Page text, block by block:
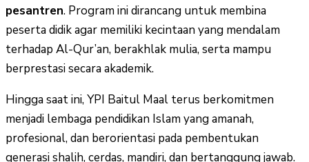
pesantren. Program ini dirancang untuk membina
peserta didik agar memiliki kecintaan yang mendalam
terhadap Al-Qur’an, berakhlak mulia, serta mampu
berprestasi secara akademik.
Hingga saat ini, YPI Baitul Maal terus berkomitmen
menjadi lembaga pendidikan Islam yang amanah,
profesional, dan berorientasi pada pembentukan
generasi shalih, cerdas, mandiri, dan bertanggung jawab.